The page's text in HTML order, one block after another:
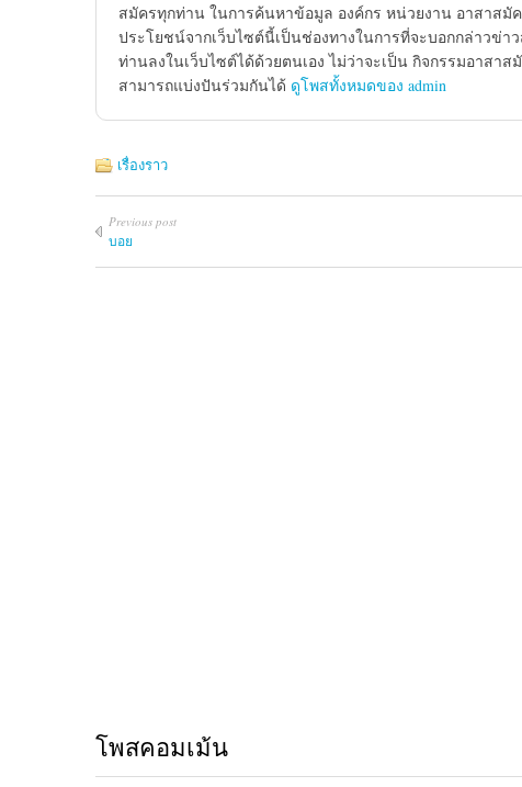
สมัครทุกท่าน ในการค้นหาข้อมูล องค์กร หน่วยงาน อาสาสมั
ประโยชน์จากเว็บไซต์นี้เป็นช่องทางในการที่จะบอกกล่าวข่
ท่านลงในเว็บไซต์ได้ด้วยตนเอง ไม่ว่าจะเป็น กิจกรรมอาสา
สามารถแบ่งปันร่วมกันได้ ดูโพสทั้งหมดของ admin
เรื่องราว
Previous post
บอย
โพสคอมเม้น